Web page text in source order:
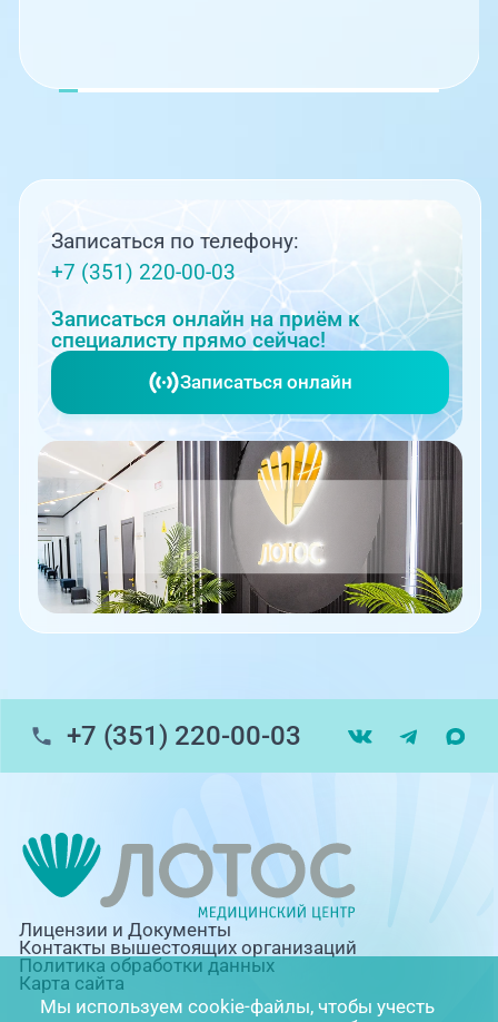
Записаться по телефону:
+7 (351) 220-00-03
Записаться онлайн на приём к
специалисту прямо сейчас!
Записаться онлайн
+7 (351) 220-00-03
Лицензии и Документы
Контакты вышестоящих организаций
Политика обработки данных
Карта сайта
Мы используем cookie-файлы, чтобы учесть